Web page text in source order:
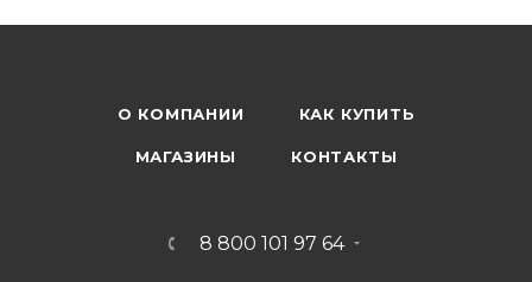
О КОМПАНИИ КАК КУПИТЬ
МАГАЗИНЫ КОНТАКТЫ
8 800 101 97 64